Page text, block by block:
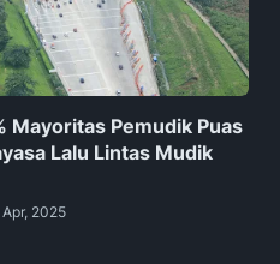
Mayoritas Pemudik Puas
Lalu Lintas Mudik
2025